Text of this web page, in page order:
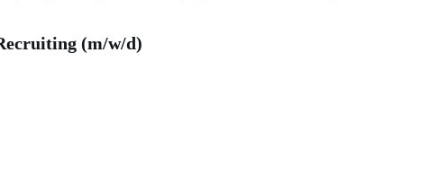
(m/w/d)